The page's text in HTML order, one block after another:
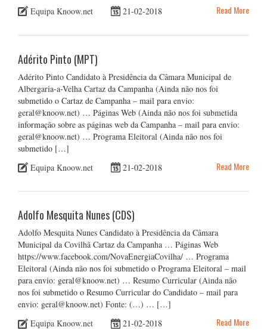
Equipa Knoow.net
21-02-2018 Read More
Adérito Pinto (MPT)
Adérito Pinto Candidato à Presidência da Câmara Municipal de
Albergaria-a-Velha Cartaz da Campanha (Ainda não nos foi
submetido o Cartaz de Campanha – mail para envio:
geral@knoow.net) … Páginas Web (Ainda não nos foi submetida
informação sobre as páginas web da Campanha – mail para envio:
geral@knoow.net) … Programa Eleitoral (Ainda não nos foi
submetido […]
Equipa Knoow.net
21-02-2018 Read More
Adolfo Mesquita Nunes (CDS)
Adolfo Mesquita Nunes Candidato à Presidência da Câmara
Municipal da Covilhã Cartaz da Campanha … Páginas Web
https://www.facebook.com/NovaEnergiaCovilha/ … Programa
Eleitoral (Ainda não nos foi submetido o Programa Eleitoral – mail
para envio: geral@knoow.net) … Resumo Curricular (Ainda não
nos foi submetido o Resumo Curricular do Candidato – mail para
envio: geral@knoow.net) Fonte: (…) … […]
Equipa Knoow.net
21-02-2018 Read More